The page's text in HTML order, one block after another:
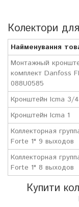
Колектори для
Найменування
Монтажный
комплект Danfoss
088U0585
Кронштейн Icma 3/4
Кронштейн Icma 1
Коллекторная
Forte 1" 9 выходов
Коллекторная
Forte 1" 8 выходов
Купити